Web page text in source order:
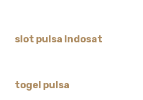
slot pulsa Indosat
togel pulsa